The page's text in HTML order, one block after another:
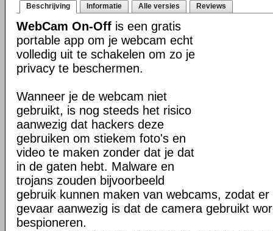
Beschrijving Informatie Alle versies Reviews
WebCam On-Off is een gratis
portable app om je webcam echt
volledig uit te schakelen om zo je
privacy te beschermen.
Wanneer je de webcam niet
gebruikt, is nog steeds het risico
aanwezig dat hackers deze
gebruiken om stiekem foto's en
video te maken zonder dat je dat
in de gaten hebt. Malware en
trojans zouden bijvoorbeeld
gebruik kunnen maken van webcams, zodat
gevaar aanwezig is dat de camera gebruikt
bespioneren.